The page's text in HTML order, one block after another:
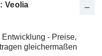
Veolia
- Preise,
gleichermaßen